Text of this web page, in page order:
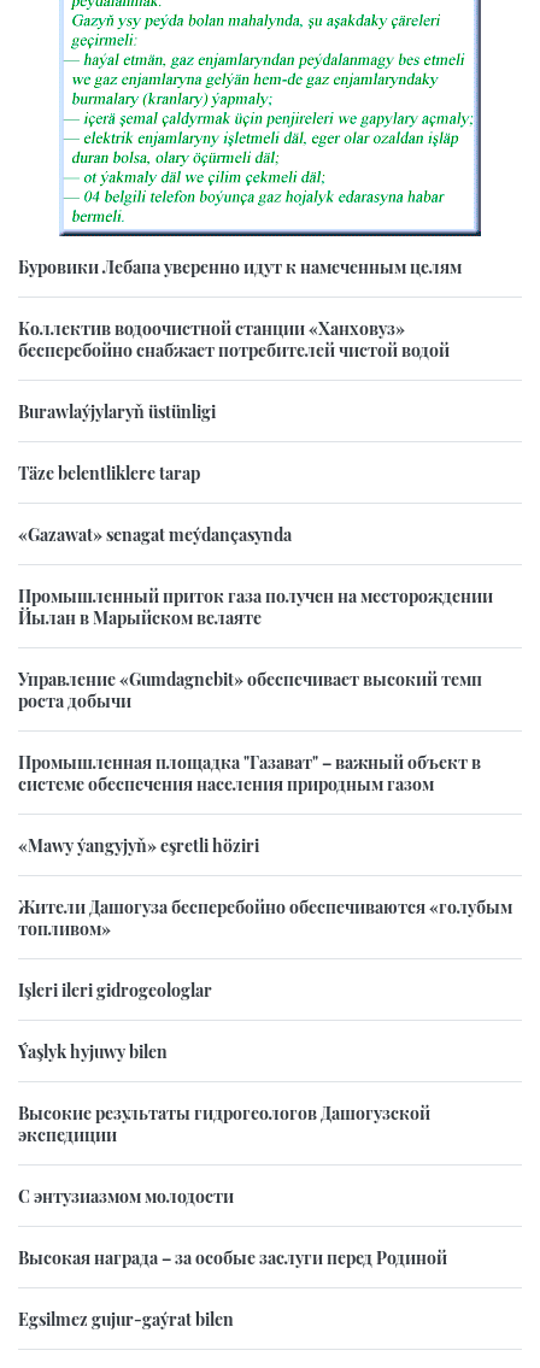
Буровики Лебапа уверенно идут к намеченным целям
Коллектив водоочистной станции «Ханховуз»
бесперебойно снабжает потребителей чистой водой
Burawlaýjylaryň üstünligi
Täze belentliklere tarap
«Gazawat» senagat meýdançasynda
Промышленный приток газа получен на месторождении
Йылан в Марыйском велаяте
Управление «Gumdagnebit» обеспечивает высокий темп
роста добычи
Промышленная площадка "Газават" – важный объект в
системе обеспечения населения природным газом
«Mawy ýangyjyň» eşretli höziri
Жители Дашогуза бесперебойно обеспечиваются «голубым
топливом»
Işleri ileri gidrogeologlar
Ýaşlyk hyjuwy bilen
Высокие результаты гидрогеологов Дашогузской
экспедиции
С энтузиазмом молодости
Высокая награда – за особые заслуги перед Родиной
Egsilmez gujur-gaýrat bilen